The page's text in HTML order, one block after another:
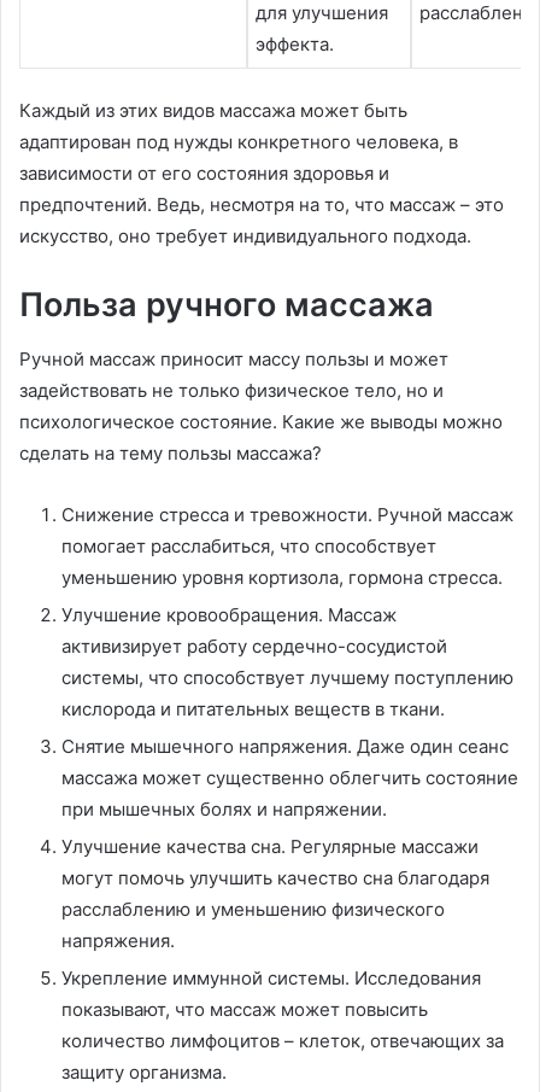
для улучшения
эффекта.
Каждый из этих видов массажа может быть
адаптирован под нужды конкретного человека, в
зависимости от его состояния здоровья и
предпочтений. Ведь, несмотря на то, что массаж – это
искусство, оно требует индивидуального подхода.
Польза ручного массажа
Ручной массаж приносит массу пользы и может
задействовать не только физическое тело, но и
психологическое состояние. Какие же выводы можно
сделать на тему пользы массажа?
Снижение стресса и тревожности. Ручной массаж
помогает расслабиться, что способствует
уменьшению уровня кортизола, гормона стресса.
Улучшение кровообращения. Массаж
активизирует работу сердечно-сосудистой
системы, что способствует лучшему поступлению
кислорода и питательных веществ в ткани.
Снятие мышечного напряжения. Даже один сеанс
массажа может существенно облегчить состояние
при мышечных болях и напряжении.
Улучшение качества сна. Регулярные массажи
могут помочь улучшить качество сна благодаря
расслаблению и уменьшению физического
напряжения.
Укрепление иммунной системы. Исследования
показывают, что массаж может повысить
количество лимфоцитов – клеток, отвечающих за
защиту организма.